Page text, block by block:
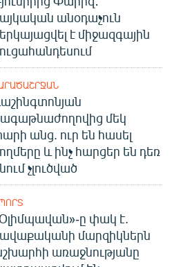
անօդաչուն
է միջազգային
մեկ
անց. ուր են հասել
և ինչ հարցեր են դեռ
չլուծված
ը փակ է.
մարզիկներն
առաջնությանը